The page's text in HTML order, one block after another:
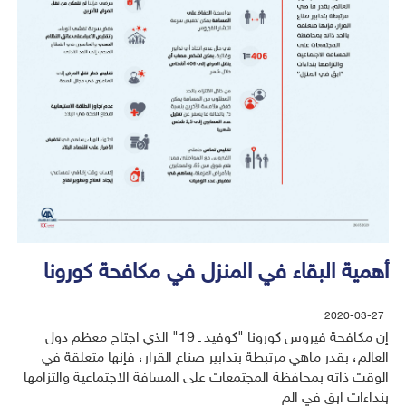
أهمية البقاء في المنزل في مكافحة كورونا
2020-03-27
إن مكافحة فيروس كورونا "كوفيد ـ 19" الذي اجتاح معظم دول
العالم، بقدر ماهي مرتبطة بتدابير صناع القرار، فإنها متعلقة في
الوقت ذاته بمحافظة المجتمعات على المسافة الاجتماعية والتزامها
بنداءات ابق في الم